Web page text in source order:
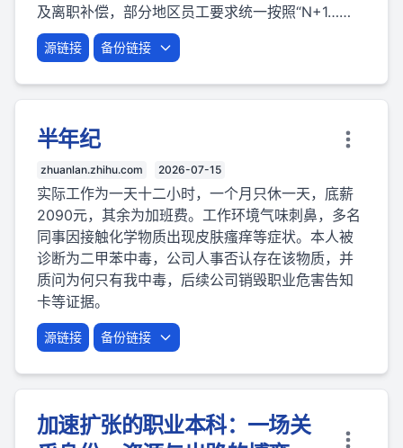
及离职补偿，部分地区员工要求统一按照“N+1……
源链接 备份链接
半年纪
zhuanlan.zhihu.com 2026-07-15
实际工作为一天十二小时，一个月只休一天，底薪
2090元，其余为加班费。工作环境气味刺鼻，多名
同事因接触化学物质出现皮肤瘙痒等症状。本人被
诊断为二甲苯中毒，公司人事否认存在该物质，并
质问为何只有我中毒，后续公司销毁职业危害告知
卡等证据。
源链接 备份链接
加速扩张的职业本科：一场关